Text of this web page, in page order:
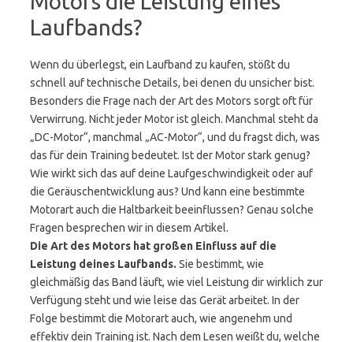
Laufbands?
Wenn du überlegst, ein Laufband zu kaufen, stößt du
schnell auf technische Details, bei denen du unsicher bist.
Besonders die Frage nach der Art des Motors sorgt oft für
Verwirrung. Nicht jeder Motor ist gleich. Manchmal steht da
„DC-Motor“, manchmal „AC-Motor“, und du fragst dich, was
das für dein Training bedeutet. Ist der Motor stark genug?
Wie wirkt sich das auf deine Laufgeschwindigkeit oder auf
die Geräuschentwicklung aus? Und kann eine bestimmte
Motorart auch die Haltbarkeit beeinflussen? Genau solche
Fragen besprechen wir in diesem Artikel.
Die Art des Motors hat großen Einfluss auf die
Leistung deines Laufbands. Sie bestimmt, wie
gleichmäßig das Band läuft, wie viel Leistung dir wirklich zur
Verfügung steht und wie leise das Gerät arbeitet. In der
Folge bestimmt die Motorart auch, wie angenehm und
effektiv dein Training ist. Nach dem Lesen weißt du, welche